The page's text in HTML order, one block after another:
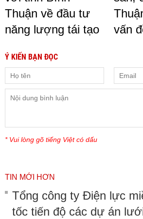
Thuận về đầu tư
năng lượng tái tạo
vấn
Ý KIẾN BẠN ĐỌC
* Vui lòng gõ tiếng Việt có dấu
TIN MỚI HƠN
Tổng công ty Điện lực
tốc tiến độ các dự án